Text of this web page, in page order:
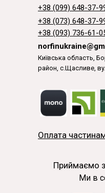
Київська область,
район, с.Щасливе,
Ми в
+38 (099) 648-37-
Приймаємо
+38 (073) 648-37-
+38 (093) 736-61-
Оплата